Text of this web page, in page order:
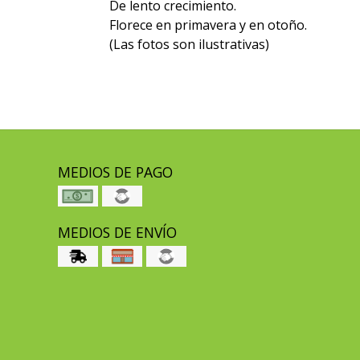
De lento crecimiento.
Florece en primavera y en otoño.
(Las fotos son ilustrativas)
MEDIOS DE PAGO
MEDIOS DE ENVÍO